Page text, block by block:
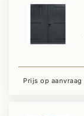
Prijs op aanvraag